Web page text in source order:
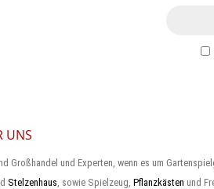
UNS
Großhandel und Experten, wenn es um
Stelzenhaus , sowie Spielzeug, Pflanzkästen und